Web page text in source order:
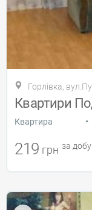
Горлівка,
Квартири
Квартира •
219 грн за добу